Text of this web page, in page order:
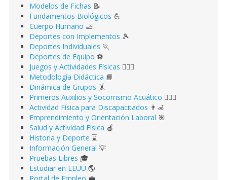
Modelos de Fichas 📝
Fundamentos Biológicos 💪
Cuerpo Humano 🦶
Deportes con Implementos 🎾
Deportes Individuales 🏃
Deportes de Equipo ⚽️
Juegos y Actividades Físicas 🤹🏻‍♂️
Metodología Didáctica 📘
Dinámica de Grupos 🤸
Primeros Auxilios y Socorrismo Acuático 🏊🏻‍♂️
Actividad Física para Discapacitados 👨‍🦽
Emprendimiento y Orientación Laboral 🎯
Salud y Actividad Física 🍎
Historia y Deporte ⌛️
Información General 💡
Pruebas Libres 🎓
Estudiar en EEUU 🌎​